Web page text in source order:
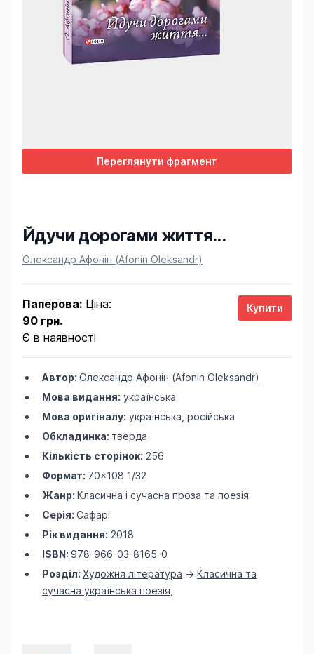
Переглянути фрагмент
Йдучи дорогами життя...
Product information
Олександр Афонін (Afonin Oleksandr)
Паперова: Ціна:
90 грн.
Є в наявності
Автор: Олександр Афонін (Afonin Oleksandr)
Мова видання: українська
Мова оригіналу: українська, російська
Обкладинка: тверда
Кількість сторінок: 256
Формат: 70×108 1/32
Жанр: Класична і сучасна проза та поезія
Серія: Сафарі
Рік видання: 2018
ISBN: 978-966-03-8165-0
Розділ: Художня література -> Класична та
сучасна українська поезія